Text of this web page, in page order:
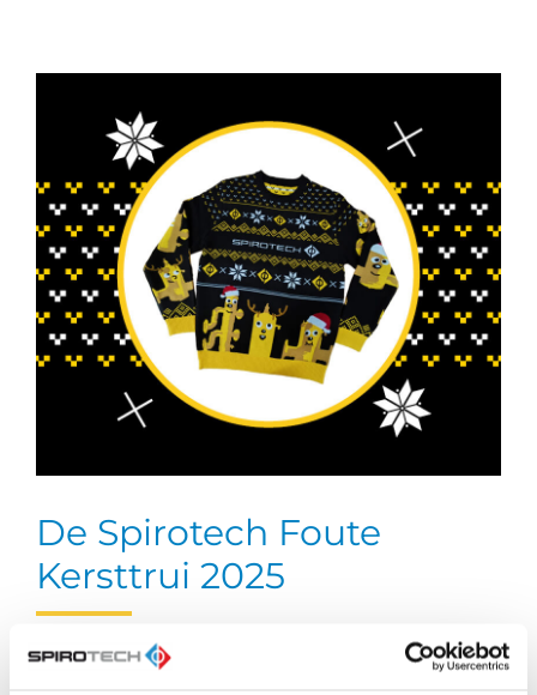
De Spirotech Foute
Kersttrui 2025
Bij Kerstmis horen cadeautjes en die delen we